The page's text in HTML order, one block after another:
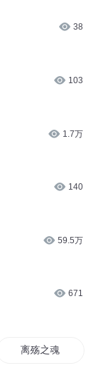
38
103
1.7万
140
59.5万
671
离殇之魂